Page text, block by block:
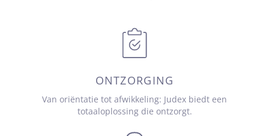
ONTZORGING
Van oriëntatie tot afwikkeling: Judex biedt een
totaaloplossing die ontzorgt.